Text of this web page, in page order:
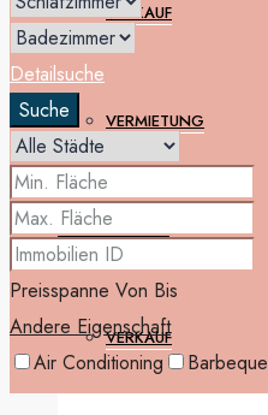
VERKAUF
VERMIETUNG
IMMOBILIEN
VERKAUF
Detailsuche
Suche
Preisspanne Von Bis
Andere Eigenschaft
Air Conditioning
Barbeque